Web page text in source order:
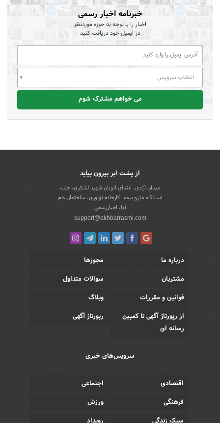
خبرنامه اخبار رسمی
اخبار را با توجه به حوزه موردنظر
در ایمیل خود دریافت کنید
انتخاب سرویس
می خواهم مشترک شوم
از پشت ابر بیرون بیاید
میدان آزادی، ابتدای اتوبان شهید لشکری، جنب
ایستگاه مترو بیمه، کارخانه نوآوری، ساختمان هم
آوا، اخباررسمی
support@akhbarrasmi.com
درباره ما
مجوزها
مشتریان
سوالات متداول
قوانین و مقررات
وبلاگ
از رپورتاژ آگهی تا کمپین
رسانه ای
رپورتاژ آگهی
سرویس‌های خبری
اقتصادی
اجتماعی
فرهنگی
ورزش